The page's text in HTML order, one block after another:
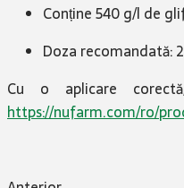
Conține 540 g/l de
Doza recomandată:
Cu o aplicare
https://nufarm.com/ro/